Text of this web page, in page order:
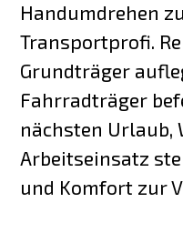
Handumdrehen
Transportprofi.
Grundträger
Fahrradträger
nächsten Urlaub,
Arbeitseinsatz
und Komfort zur